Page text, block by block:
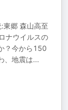
東郷 森山高至
ナウイルスの
？今から150
、地震は...